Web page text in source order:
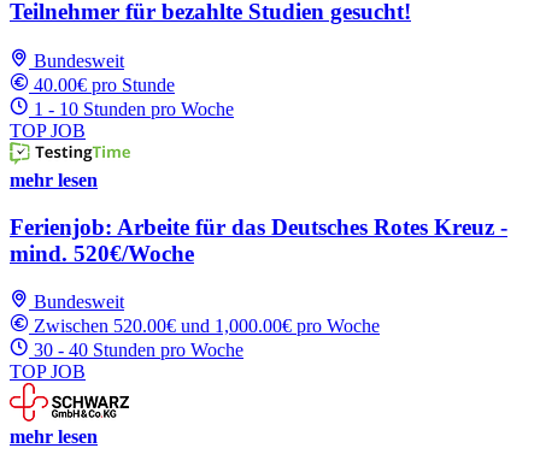
Teilnehmer für bezahlte Studien gesucht!
Bundesweit
40.00€ pro Stunde
1 - 10 Stunden pro Woche
TOP JOB
mehr lesen
Ferienjob: Arbeite für das Deutsches Rotes Kreuz -
mind. 520€/Woche
Bundesweit
Zwischen 520.00€ und 1,000.00€ pro Woche
30 - 40 Stunden pro Woche
TOP JOB
mehr lesen